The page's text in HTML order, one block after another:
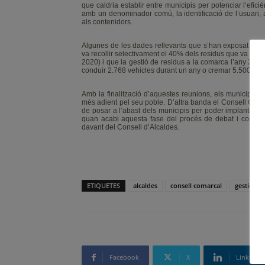
que caldria establir entre municipis per potenciar
amb un denominador comú, la identificació de l’usuari,
als contenidors.
Algunes de les dades rellevants que s’han exposat als
va recollir selectivament el 40% dels residus que va
2020) i que la gestió de residus a la comarca l’any
conduir 2.768 vehicles durant un any o cremar 5.500.100
Amb la finalització d’aquestes reunions, els municipis
més adient pel seu poble. D’altra banda el Consell
de posar a l’abast dels municipis per poder implantar
quan acabi aquesta fase del procés de debat i
davant del Consell d’Alcaldes.
ETIQUETES alcaldes consell comarcal gestió
Facebook X Linkedin